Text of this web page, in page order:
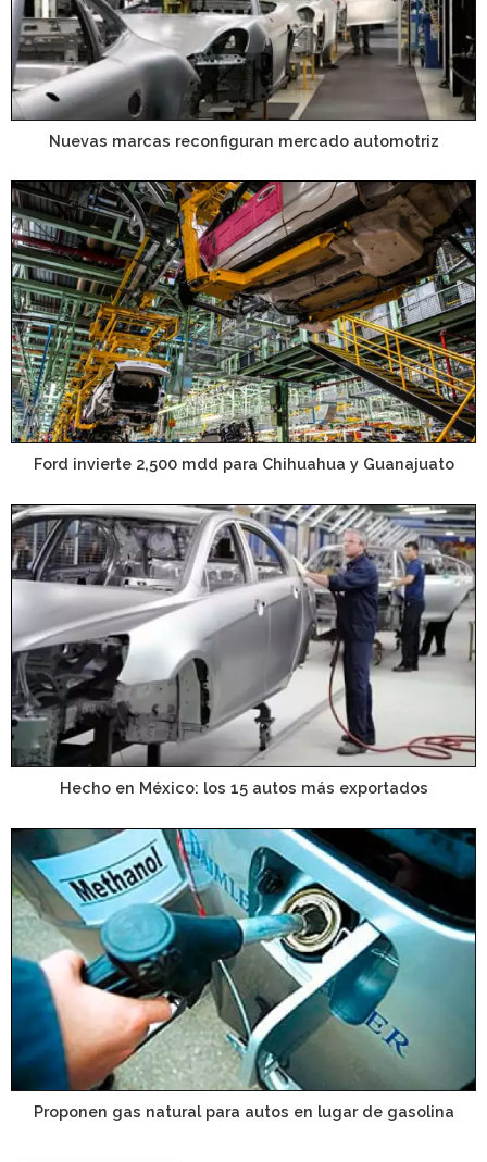
Nuevas marcas reconfiguran mercado automotriz
Ford invierte 2,500 mdd para Chihuahua y Guanajuato
Hecho en México: los 15 autos más exportados
Proponen gas natural para autos en lugar de gasolina